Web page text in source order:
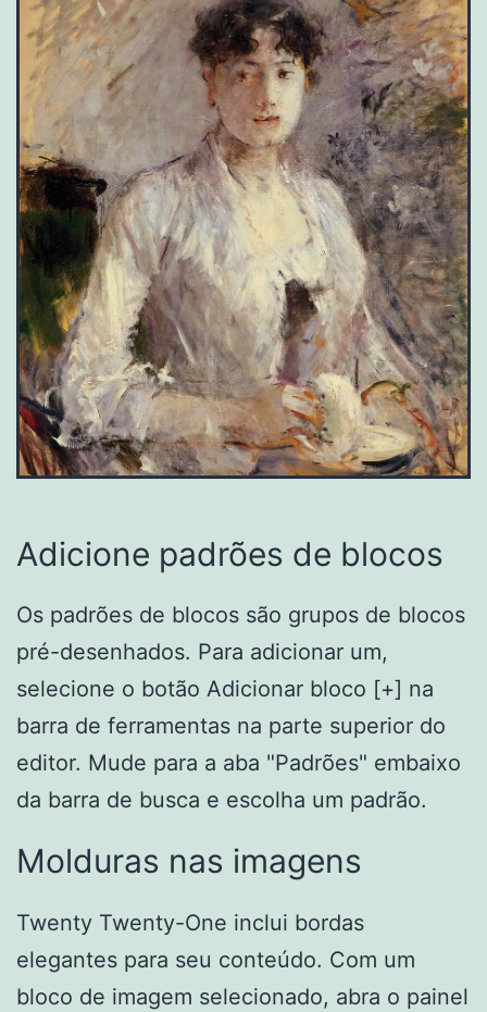
Adicione padrões de blocos
Os padrões de blocos são grupos de blocos
pré-desenhados. Para adicionar um,
selecione o botão Adicionar bloco [+] na
barra de ferramentas na parte superior do
editor. Mude para a aba "Padrões" embaixo
da barra de busca e escolha um padrão.
Molduras nas imagens
Twenty Twenty-One inclui bordas
elegantes para seu conteúdo. Com um
bloco de imagem selecionado, abra o painel